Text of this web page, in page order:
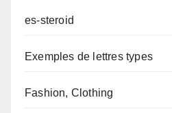
es-steroid
Exemples de lettres types
Fashion, Clothing